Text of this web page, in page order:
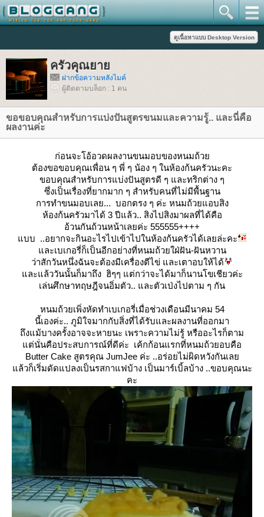
ครัวคุณยา
ฝากข้อความหลังไมค์
ผู้ติดตามบล็อก : 1 คน
ขอขอบคุณสำหรับการแบ่งปันสูตรขนมและความรู้.. และนี่คือ
ผลงานค่ะ
ก่อนจะโอ้อวดผลงานขนมอบของหนมถ้ว
ต้องขอขอบคุณเพื่อน ๆ พี่ ๆ น้อง ๆ ในห้องก้นครัวนะคะ
ขอบคุณสำหรับการแบ่งปันสูตรดี ๆ และทริกต่าง ๆ
ซึ่งเป็นเรื่องที่ยากมาก ๆ สำหรับคนที่ไม่มีพื้นฐาน
การทำขนมอบเลย... บอกตรง ๆ ค่ะ หนมถ้วยแอบสิง
ห้องก้นครัวมาได้ 3 ปีแล้ว.. สิงไปสิงมาผลที่ได้คือ
อ้วนกันถ้วนหน้าเลยค่ะ 555555++++
บบ ..อยากจะกินอะไรไปเข้าไปในห้องก้นครัวได้เลยล่ะคะ
ละเบเกอรี่ก็เป็นอีกอย่างที่หนมถ้วยใฝ่ฝัน-ฝันหวาน
ว่าสักวันหนึ่งฉันจะต้องมีเครื่องตีไข่ และเตาอบให้ได้
ละแล้ววันนั้นก็มาถึง ฮิๆๆ แต่กว่าจะได้มาก็นานโขเชียวค่ะ
เล่นศึกษาทฤษฎีจนอิ่มตัว.. และตัวเป่งไปตาม ๆ กัน
หนมถ้วยเพิ่งหัดทำเบเกอรี่เมื่อช่วงเดือนมีนาคม 54
นี้เองค่ะ.. ภูมิใจมากกับสิ่งที่ได้รับและผลงานที่ออกมา
ถึงแม้บางครั้งอาจจะหายนะ เพราะความไม่รู้ หรืออะไรก็ตาม
ต่นั่นคือประสบการณ์ที่ดีค่ะ เค้กก้อนแรกที่หนมถ้วยอบคือ
Butter Cake สูตรคุณ JumJee ค่ะ ..อร่อยไม่ผิดหวังกันเล
ล้วก็เริ่มดัดแปลงเป็นรสกาแฟบ้าง เป็นมาร์เบิ้ลบ้าง ..ขอบคุณนะ
คะ